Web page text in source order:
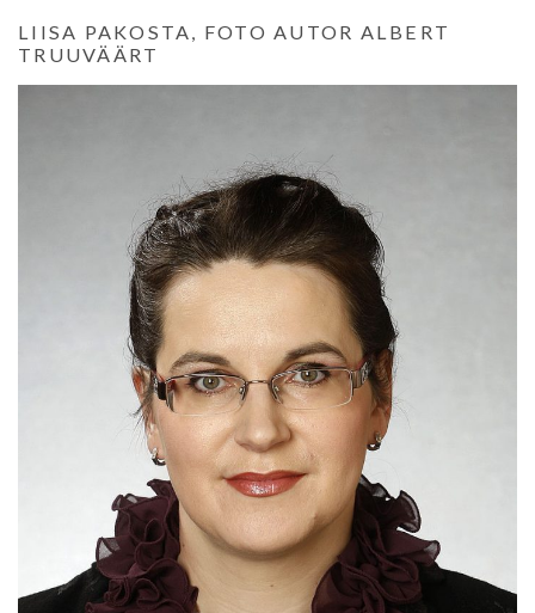
LIISA PAKOSTA, FOTO AUTOR ALBERT
TRUUVÄÄRT